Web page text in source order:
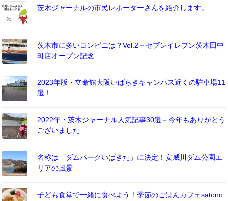
茨木ジャーナルの市民レポーターさんを紹介します。
茨木市に多いコンビニは？Vol.2－セブンイレブン茨木田中
町店オープン記念
2023年版・立命館大阪いばらきキャンパス近くの駐車場11
選！
2022年・茨木ジャーナル人気記事30選－今年もありがとう
ございました
名称は「ダムパークいばきた」に決定！安威川ダム公園エ
リアの風景
子ども食堂で一緒に食べよう！季節のごはんカフェsatono